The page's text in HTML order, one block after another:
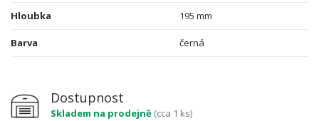
Hloubka 195 mm
Barva černá
Dostupnost
Skladem na prodejně (cca 1 ks)